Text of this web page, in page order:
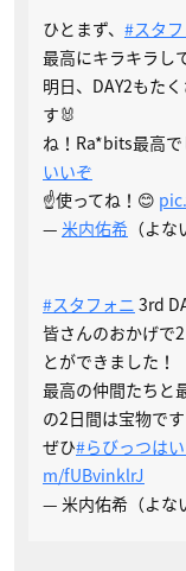
ひとまず、 #スタ
最高にキラキラし
明日、DAY2もた
す🐰
ね！Ra*bits最高で
いいぞ
☝️使ってね！😊
— 米内佑希 （よ
#スタフォニ 3rd
皆さんのおかげで
とができました！
最高の仲間たちと
の2日間は宝物で
ぜひ#らびっつは
m/fUBvinklrJ
— 米内佑希（よな